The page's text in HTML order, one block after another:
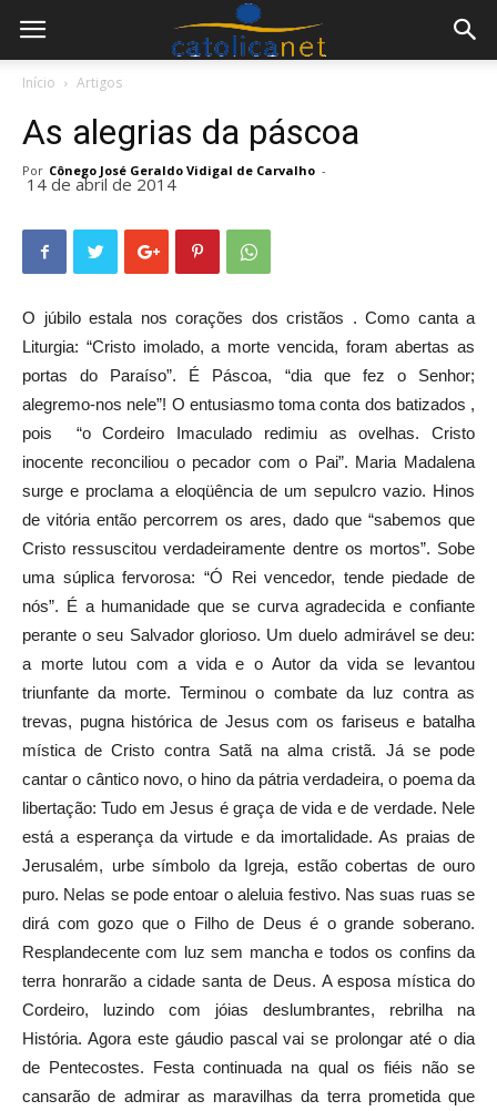
Início Artigos
As alegrias da páscoa
Por Cônego José Geraldo Vidigal de Carvalho -
14 de abril de 2014
O júbilo estala nos corações dos cristãos . Como canta a
Liturgia: “Cristo imolado, a morte vencida, foram abertas as
portas do Paraíso”. É Páscoa, “dia que fez o Senhor;
alegremo-nos nele”! O entusiasmo toma conta dos batizados ,
pois “o Cordeiro Imaculado redimiu as ovelhas. Cristo
inocente reconciliou o pecador com o Pai”. Maria Madalena
surge e proclama a eloqüência de um sepulcro vazio. Hinos
de vitória então percorrem os ares, dado que “sabemos que
Cristo ressuscitou verdadeiramente dentre os mortos”. Sobe
uma súplica fervorosa: “Ó Rei vencedor, tende piedade de
nós”. É a humanidade que se curva agradecida e confiante
perante o seu Salvador glorioso. Um duelo admirável se deu:
a morte lutou com a vida e o Autor da vida se levantou
triunfante da morte. Terminou o combate da luz contra as
trevas, pugna histórica de Jesus com os fariseus e batalha
mística de Cristo contra Satã na alma cristã. Já se pode
cantar o cântico novo, o hino da pátria verdadeira, o poema da
libertação: Tudo em Jesus é graça de vida e de verdade. Nele
está a esperança da virtude e da imortalidade. As praias de
Jerusalém, urbe símbolo da Igreja, estão cobertas de ouro
puro. Nelas se pode entoar o aleluia festivo. Nas suas ruas se
dirá com gozo que o Filho de Deus é o grande soberano.
Resplandecente com luz sem mancha e todos os confins da
terra honrarão a cidade santa de Deus. A esposa mística do
Cordeiro, luzindo com jóias deslumbrantes, rebrilha na
História. Agora este gáudio pascal vai se prolongar até o dia
de Pentecostes. Festa continuada na qual os fiéis não se
cansarão de admirar as maravilhas da terra prometida que